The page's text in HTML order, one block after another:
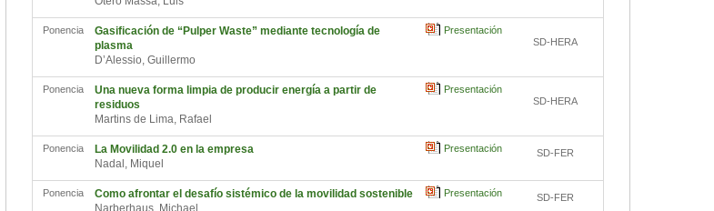
Ponencia
Gasificación de “Pulper Waste” mediante tecnología de
plasma
D’Alessio, Guillermo
Presentación
SD-HERA
Ponencia
Una nueva forma limpia de producir energía a partir de
residuos
Martins de Lima, Rafael
Presentación
SD-HERA
Ponencia
La Movilidad 2.0 en la empresa
Nadal, Miquel
Presentación SD-FER
Ponencia
Como afrontar el desafío sistémico de la movilidad sostenible
Narberhaus, Michael
Presentación SD-FER